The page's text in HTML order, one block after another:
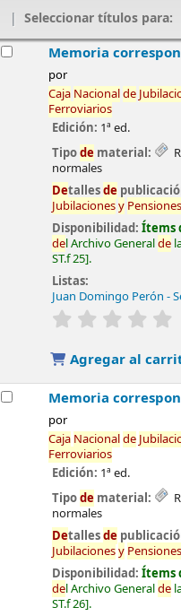
Seleccionar títulos para:
Memoria
por
Caja Nacionalde
Ferroviarios
Edición: 1ª ed.
Tipode material:
normales
Detallesde
Jubilacionesy Pensiones
Disponibilidad:Ítems
del Archivo Generalde
ST.f 25 .
Listas:
Juan Domingo Perón -
valoración
Agregar al
Memoria
por
Caja Nacionalde
Ferroviarios
Edición: 1ª ed.
Tipode material:
normales
Detallesde
Jubilacionesy Pensiones
Disponibilidad:Ítems
del Archivo Generalde
ST.f 26 .